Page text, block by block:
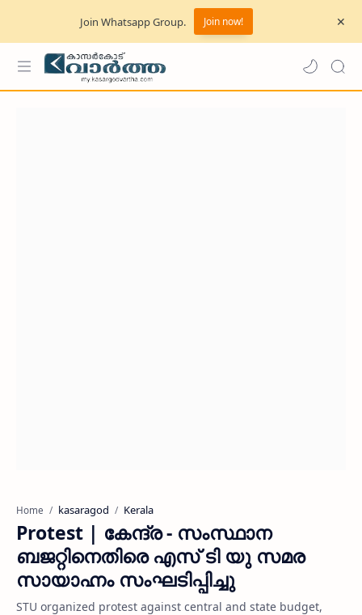
Join Whatsapp Group. Join now!
Home kasaragod Kerala
Protest | കേന്ദ്ര - സംസ്ഥാന
ബജറ്റിനെതിരെ എസ് ടി യു സമര
സായാഹ്നം സംഘടിപ്പിച്ചു
STU organized protest against central and state budget,